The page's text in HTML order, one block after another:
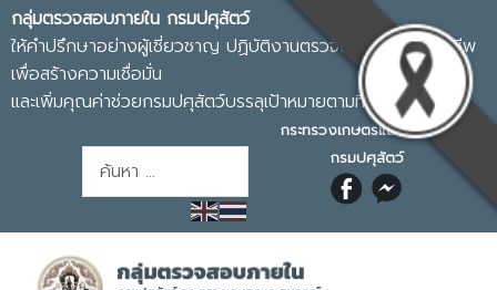
กลุ่มตรวจสอบภายใน กรมปศุสัตว์
ให้คำปรึกษาอย่างผู้เชี่ยวชาญ ปฏิบัติงานตรวจสอบอย่างมืออาชีพ
เพื่อสร้างความเชื่อมั่น
และเพิ่มคุณค่าช่วยกรมปศุสัตว์บรรลุเป้าหมายตามที่กำหนด
การค้นหา
กระทรวงเกษตรและสหกรณ์
กรมปศุสัตว์